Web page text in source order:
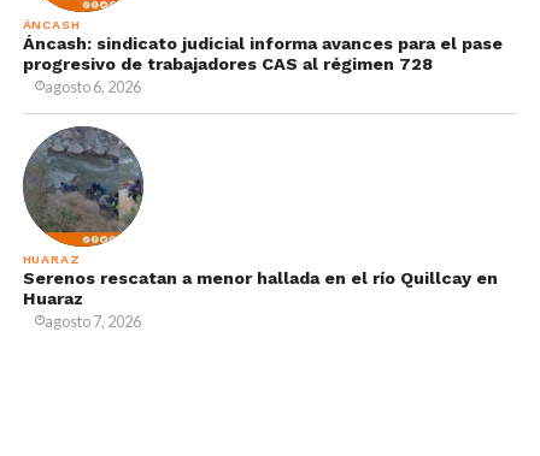
ÁNCASH
Áncash: sindicato judicial informa avances para el pase
progresivo de trabajadores CAS al régimen 728
agosto 6, 2026
HUARAZ
Serenos rescatan a menor hallada en el río Quillcay en
Huaraz
agosto 7, 2026